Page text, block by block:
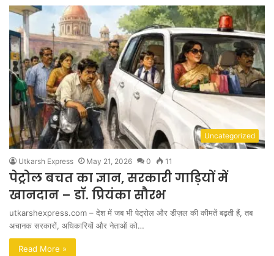
Uncategorized
Utkarsh Express May 21, 2026 0 11
पेट्रोल बचत का ज्ञान, सरकारी गाड़ियों में
खानदान – डॉ. प्रियंका सौरभ
utkarshexpress.com – देश में जब भी पेट्रोल और डीज़ल की कीमतें बढ़ती हैं, तब
अचानक सरकारों, अधिकारियों और नेताओं को…
Read More »